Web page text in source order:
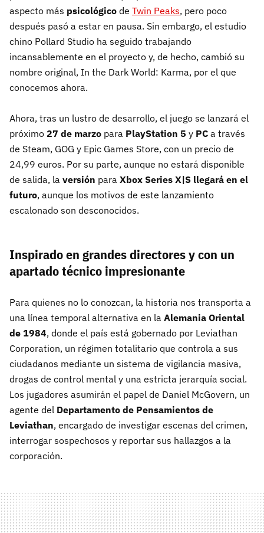
aspecto más psicológico de Twin Peaks, pero poco
después pasó a estar en pausa. Sin embargo, el estudio
chino Pollard Studio ha seguido trabajando
incansablemente en el proyecto y, de hecho, cambió su
nombre original, In the Dark World: Karma, por el que
conocemos ahora.
Ahora, tras un lustro de desarrollo, el juego se lanzará el
próximo 27 de marzo para PlayStation 5 y PC a través
de Steam, GOG y Epic Games Store, con un precio de
24,99 euros. Por su parte, aunque no estará disponible
de salida, la versión para Xbox Series X|S llegará en el
futuro, aunque los motivos de este lanzamiento
escalonado son desconocidos.
Inspirado en grandes directores y con un
apartado técnico impresionante
Para quienes no lo conozcan, la historia nos transporta a
una línea temporal alternativa en la Alemania Oriental
de 1984, donde el país está gobernado por Leviathan
Corporation, un régimen totalitario que controla a sus
ciudadanos mediante un sistema de vigilancia masiva,
drogas de control mental y una estricta jerarquía social.
Los jugadores asumirán el papel de Daniel McGovern, un
agente del Departamento de Pensamientos de
Leviathan, encargado de investigar escenas del crimen,
interrogar sospechosos y reportar sus hallazgos a la
corporación.